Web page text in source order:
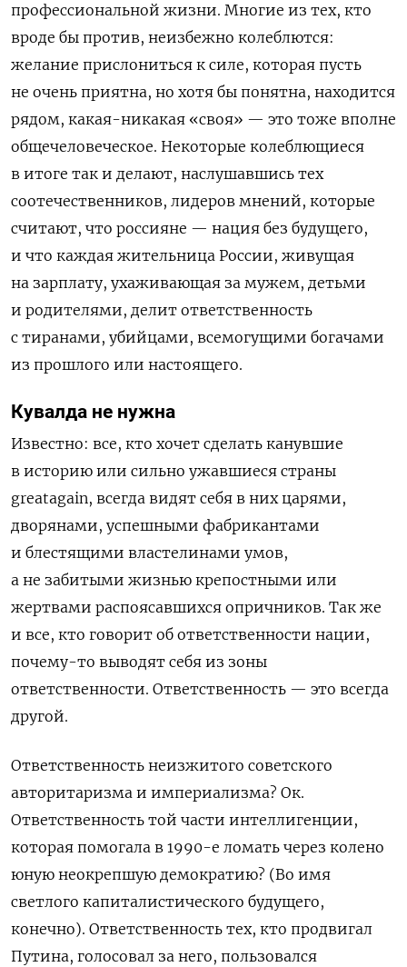
профессиональной жизни. Многие из тех, кто
вроде бы против, неизбежно колеблются:
желание прислониться к силе, которая пусть
не очень приятна, но хотя бы понятна, находится
рядом, какая-никакая «своя» — это тоже вполне
общечеловеческое. Некоторые колеблющиеся
в итоге так и делают, наслушавшись тех
соотечественников, лидеров мнений, которые
считают, что россияне — нация без будущего,
и что каждая жительница России, живущая
на зарплату, ухаживающая за мужем, детьми
и родителями, делит ответственность
с тиранами, убийцами, всемогущими богачами
из прошлого или настоящего.
Кувалда не нужна
Известно: все, кто хочет сделать канувшие
в историю или сильно ужавшиеся страны
greatagain, всегда видят себя в них царями,
дворянами, успешными фабрикантами
и блестящими властелинами умов,
а не забитыми жизнью крепостными или
жертвами распоясавшихся опричников. Так же
и все, кто говорит об ответственности нации,
почему-то выводят себя из зоны
ответственности. Ответственность — это всегда
другой.
Ответственность неизжитого советского
авторитаризма и империализма? Ок.
Ответственность той части интеллигенции,
которая помогала в 1990-е ломать через колено
юную неокрепшую демократию? (Во имя
светлого капиталистического будущего,
конечно). Ответственность тех, кто продвигал
Путина, голосовал за него, пользовался